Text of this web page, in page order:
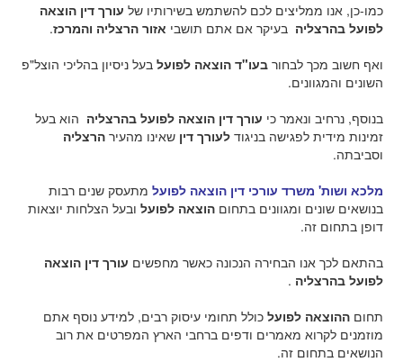
כמו-כן, אנו ממליצים לכם להשתמש בשירותיו של עורך דין הוצאה
לפועל בהרצליה בעיקר אם אתם תושבי אזור הרצליה והמרכז.
ואף חשוב מכך לבחורבעו"ד הוצאה לפועל בעל ניסיון בהליכי הוצל"פ
השונים והמגוונים.
בנוסף, נרחיב ונאמר כי עורך דין הוצאה לפועל בהרצליה הוא בעל
זמינות מידית לפגישה בניגודלעורך דין שאינו מהעירהרצליה
וסביבתה.
מלכא ושות' משרד עורכי דין הוצאה לפועל מתעסק שנים רבות
בנושאים שונים ומגוונים בתחוםהוצאה לפועל ובעל הצלחות יוצאות
דופן בתחום זה.
בהתאם לכך אנו הבחירה הנכונה כאשר מחפשים עורך דין הוצאה
לפועל בהרצליה .
תחוםההוצאה לפועל כולל תחומי עיסוק רבים, למידע נוסף אתם
מוזמנים לקרוא מאמרים ודפים ברחבי הארץ המפרטים את רוב
הנושאים בתחום זה.